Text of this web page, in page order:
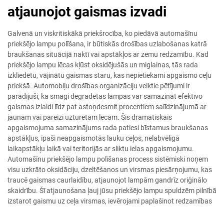
atjaunojot gaismas izvadi
Galvenā un viskritiskākā priekšrocība, ko piedāvā automašīnu
priekšējo lampu polīšana, ir būtiskās drošības uzlabošanas katrā
braukšanas situācijā naktī vai apstākļos ar zemu redzamību. Kad
priekšējo lampu lēcas kļūst oksidējušās un miglainas, tās rada
izkliedētu, vājinātu gaismas staru, kas nepietiekami apgaismo ceļu
priekšā. Automobiļu drošības organizāciju veiktie pētījumi ir
parādījuši, ka smagi degradētas lampas var samazināt efektīvo
gaismas izlaidi līdz pat astoņdesmit procentiem salīdzinājumā ar
jaunām vai pareizi uzturētām lēcām. Šis dramatiskais
apgaismojuma samazinājums rada patiesi bīstamus braukšanas
apstākļus, īpaši neapgaismotās lauku ceļos, nelabvēlīgā
laikapstākļu laikā vai teritorijās ar sliktu ielas apgaismojumu.
Automašīnu priekšējo lampu polīšanas process sistēmiski noņem
visu uzkrāto oksidāciju, dzeltēšanos un virsmas piesārņojumu, kas
traucē gaismas caurlaidību, atjaunojot lampām gandrīz oriģinālo
skaidrību. Šī atjaunošana ļauj jūsu priekšējo lampu spuldzēm pilnībā
izstarot gaismu uz ceļa virsmas, ievērojami paplašinot redzamības